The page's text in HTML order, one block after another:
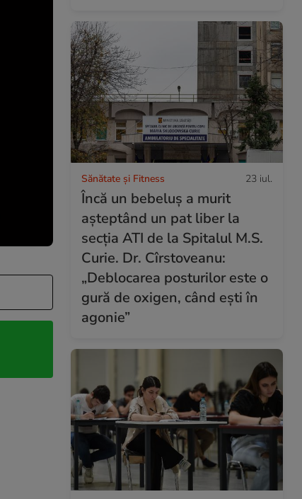
Sănătate și Fitness 23 iul.
Încă un bebeluș a murit
așteptând un pat liber la
secția ATI de la Spitalul M.S.
Curie. Dr. Cîrstoveanu:
„Deblocarea posturilor este o
gură de oxigen, când ești în
agonie”